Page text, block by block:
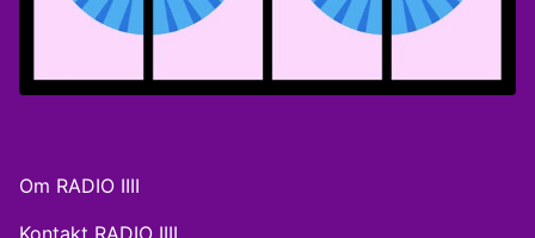
Om RADIO IIII
Kontakt RADIO IIII